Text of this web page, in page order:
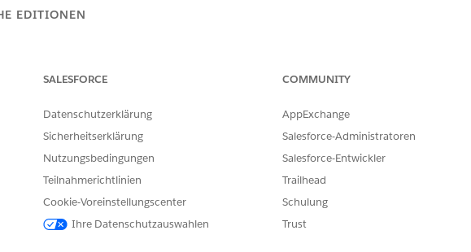
EDITIONEN
EnterpriseundUnlimited Edition mit Life Sciences Cloud oder Health Cloud
ERFORDERLICHE BENUTZERBERECHTIGUNGEN
Frameworks:
Health Cloud Starter
UND
OmniStudio-Administrator
SALESFORCE
Datenschutzerklärung
Sicherheitserklärung
Nutzungsbedingungen
Teilnahmerichtlinien
Cookie-Voreinstellungscenter
Ihre Datenschutzauswahlen
COMMUNITY
AppExchange
Salesforce-Administratoren
Salesforce-Entwickler
Trailhead
Schulung
Trust